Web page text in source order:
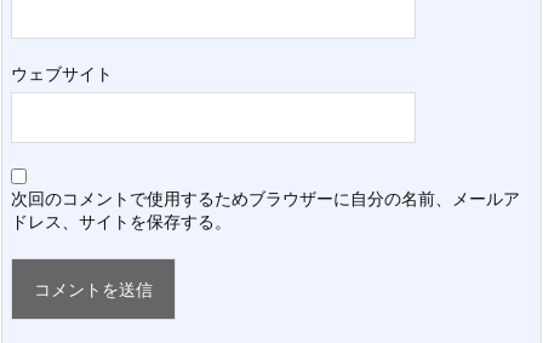
ウェブサイト
次回のコメントで使用するためブラウザーに自分の名前、メールア
ドレス、サイトを保存する。